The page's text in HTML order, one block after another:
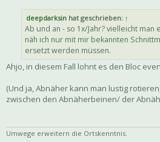
deepdarksin hat geschrieben: ↑
Ab und an - so 1x/Jahr? vielleicht man
näh ich nur mit mir bekannten
ersetzt werden müssen.
Ahjo, in diesem Fall lohnt es den Bloc
(Und ja, Abnäher kann man lustig
zwischen den Abnäherbeinen/ der
Umwege erweitern die Ortskenntnis.